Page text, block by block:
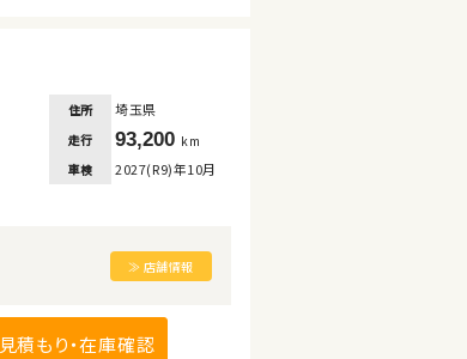
住所 埼玉県
走行 93,200 km
車検 2027(R9)年10月
≫ 店舗情報
見積もり・在庫確認